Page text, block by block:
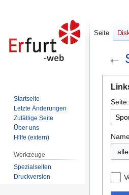
←
springen
Suche
springen
Seite:
alle
Seite
Startseite
Letzte Änderungen
Zufällige Seite
Über uns
Hilfe (extern)
Werkzeuge
Spezialseiten
Druckversion